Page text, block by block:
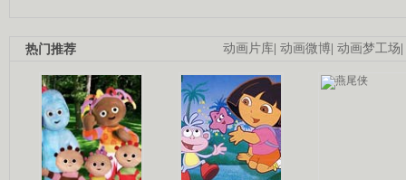
动画片库| 动画微博| 动画梦工场|
热门推荐